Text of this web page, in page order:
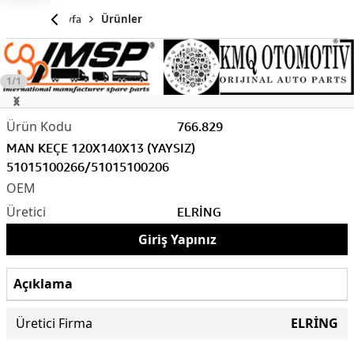
Anasayfa Ürünler
1/1
766.829
MAN KEÇE 120X140X13 (YAYSIZ)
51015100266/51015100206
ELRİNG
Giriş Yapınız
Açıklama
Üretici Firma ELRİNG